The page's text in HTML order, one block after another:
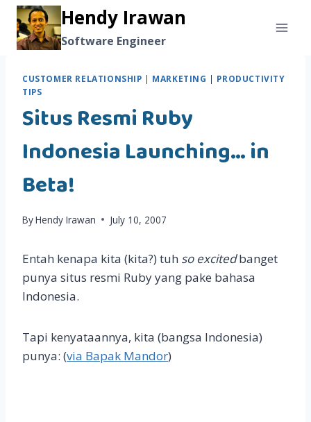
Skip
content
Hendy Irawan
Software Engineer
CUSTOMER RELATIONSHIP | MARKETING | PRODUCTIVITY
TIPS
Situs Resmi Ruby
Indonesia Launching… in
Beta!
ByHendy Irawan July 10, 2007
Entah kenapa kita (kita?) tuh so excitedbanget
punya situs resmi Ruby yang pake bahasa
Indonesia.
Tapi kenyataannya, kita (bangsa Indonesia)
punya: (via Bapak Mandor)